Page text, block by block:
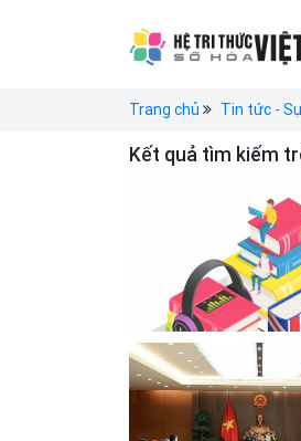
Trang chủ Tin tức -
Kết quả tìm kiếm